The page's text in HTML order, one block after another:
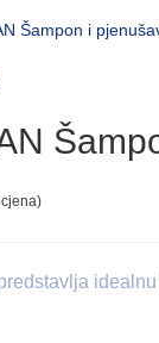
Šаmpon i